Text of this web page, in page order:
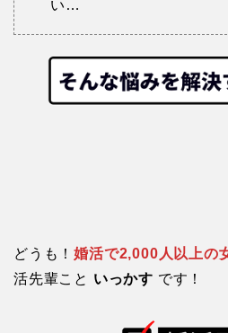
い…
どうも！婚活で2,000人以上の
活先輩こと いっかす です！